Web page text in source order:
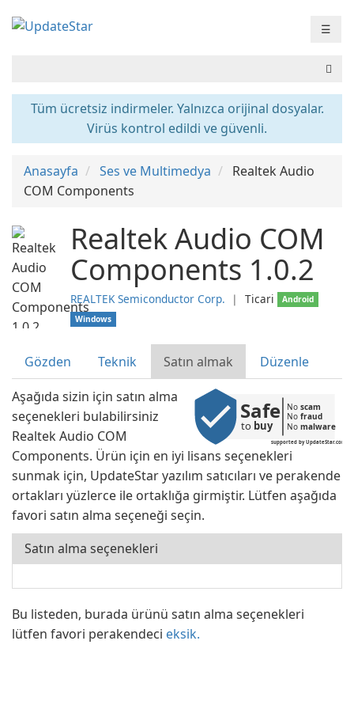
☰
Tüm ücretsiz indirmeler. Yalnızca orijinal dosyalar.
Virüs kontrol edildi ve güvenli.
Anasayfa Ses ve Multimedya
Realtek Audio
COM Components
Realtek Audio COM
Components 1.0.2
REALTEK Semiconductor Corp. ❘ Ticari
Android
Windows
Gözden Teknik Satın almak Düzenle
supported by UpdateStar.com
Safe
to buy
No scam
No fraud
No malware
Aşağıda sizin için satın alma
seçenekleri bulabilirsiniz
Realtek Audio COM
Components. Ürün için en iyi lisans seçenekleri
sunmak için, UpdateStar yazılım satıcıları ve perakende
ortakları yüzlerce ile ortaklığa girmiştir. Lütfen aşağıda
favori satın alma seçeneği seçin.
Satın alma seçenekleri
Bu listeden, burada ürünü satın alma seçenekleri
lütfen favori perakendeci eksik.